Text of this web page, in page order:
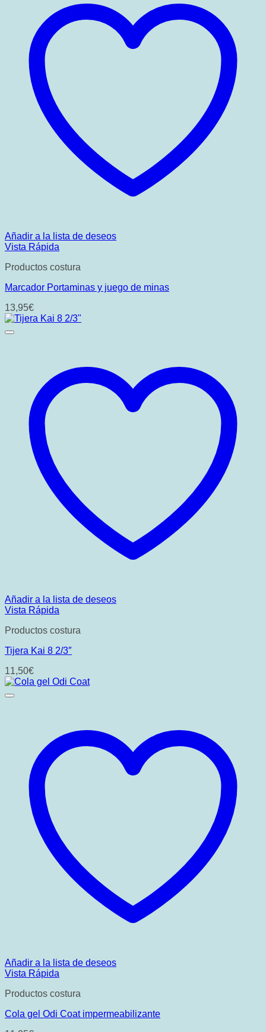
Añadir a la lista de deseos
Vista Rápida
Productos costura
Marcador Portaminas y juego de minas
13,95€
Añadir a la lista de deseos
Vista Rápida
Productos costura
Tijera Kai 8 2/3″
11,50€
Añadir a la lista de deseos
Vista Rápida
Productos costura
Cola gel Odi Coat impermeabilizante